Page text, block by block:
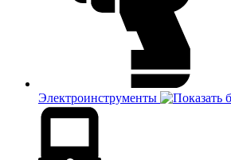
Электроинструменты